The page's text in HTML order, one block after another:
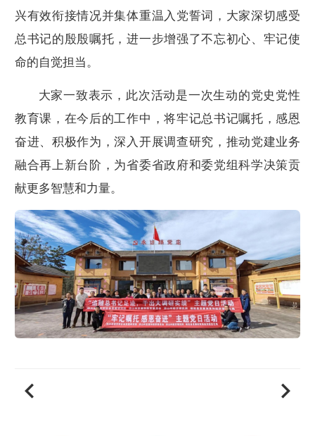
兴有效衔接情况并集体重温入党誓词，大家深切感受
总书记的殷殷嘱托，进一步增强了不忘初心、牢记使
命的自觉担当。
大家一致表示，此次活动是一次生动的党史党性
教育课，在今后的工作中，将牢记总书记嘱托，感恩
奋进、积极作为，深入开展调查研究，推动党建业务
融合再上新台阶，为省委省政府和委党组科学决策贡
献更多智慧和力量。
chevron_left chevron_right